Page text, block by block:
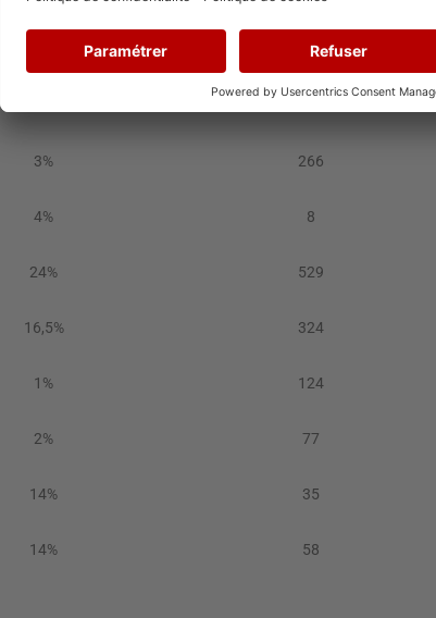
159
3% 266
4% 8
24% 529
16,5% 324
1% 124
2% 77
14% 35
14% 58